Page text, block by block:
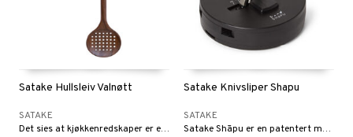
Satake Hullsleiv Valnøtt
SATAKE
Det sies at kjøkkenredskaper er en forlengelse av kokkens sjel, og aldri har dette vært mer sant enn med Satakes vakre serie av kjøkkenredskaper.
Satake Knivsliper Shapu
SATAKE
Satake Shāpu er en patentert manuell knivsliper for optimalt beste resultat. Knivsliperen sliper/polerer japansk egg 15°-18°, europeisk egg 20°-23°. Satake Shāpu har fjærbelastede, roterbare diamant-/keramiske slipe- og polerstaver som tilpasser seg etter kniveggen SAF* for optimal sliping og bryning/polering.